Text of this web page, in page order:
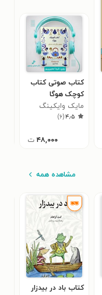
کتاب صوتی کتاب
کوچک هوگا
مایک وایکینگ
۴٫۵(۶)
۴۸,۰۰۰ ت
مشاهده همه
کتاب باد در بیدزار